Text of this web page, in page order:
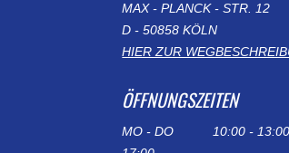
MAX - PLANCK - STR. 12
D - 50858 KÖLN
HIER ZUR
ÖFFNUNGSZEITEN
MO - DO
10:00 -